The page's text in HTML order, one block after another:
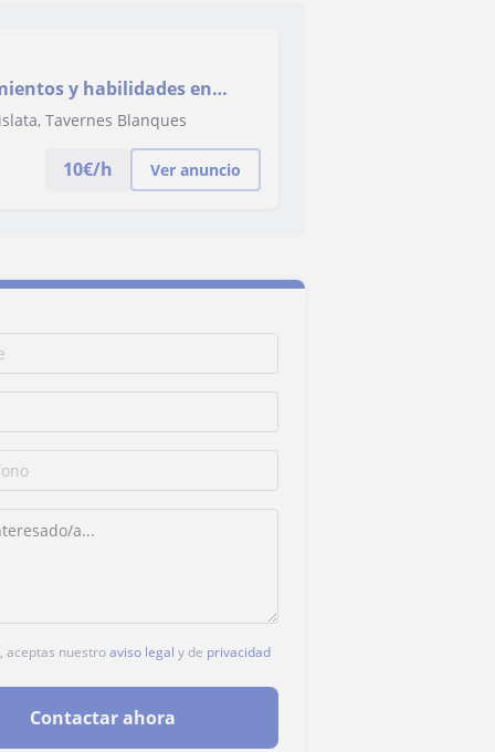
y habilidades en
Tavernes Blanques
10€/h Ver anuncio
aceptas nuestroaviso legal y de privacidad
Contactar ahora